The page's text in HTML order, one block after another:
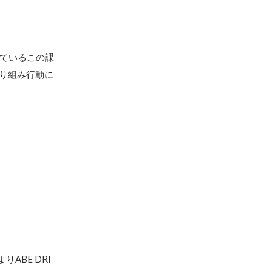
いるこの課
組み行動に
りABE DRI